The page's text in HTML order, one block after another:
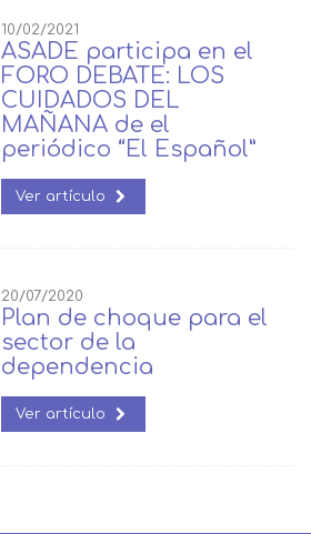
10/02/2021
ASADE participa en el
FORO DEBATE: LOS
CUIDADOS DEL
MAÑANA de el
periódico “El Español”
Ver artículo
20/07/2020
Plan de choque para el
sector de la
dependencia
Ver artículo